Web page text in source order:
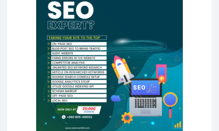
১৬ মে চাঁদপুর ও ২৫ মে ফেনী সফরে যাবেন প্রধানমন্ত্রী
উচ্চশিক্ষায় গৌরবময় অর্জন: পূর্ণ স্কলারশিপে যুক্তরাষ্ট্রে
পিএইচডি করছেন কুয়েটের কৃতি…
সারা দেশে বজ্রাঘাতে ১৪ জনের প্রাণহানি
কঠোর হচ্ছে এসএসসি ও এইচএসসি পরীক্ষা
ফরিদগঞ্জে আগুনে পুড়লো ৬ ব্যবসা প্রতিষ্ঠান